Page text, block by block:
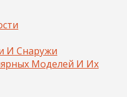
И Снаружи
Моделей И Их